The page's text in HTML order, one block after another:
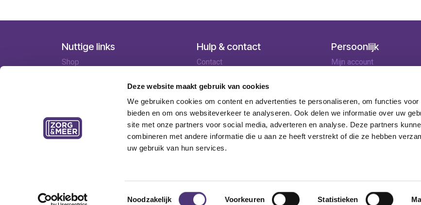
Deze website maakt gebruik van cookies
We gebruiken cookies om content en advertenties te personaliseren, om functies
bieden en om ons websiteverkeer te analyseren. Ook delen we informatie over uw
site met onze partners voor social media, adverteren en analyse. Deze partners
combineren met andere informatie die u aan ze heeft verstrekt of die ze hebben
uw gebruik van hun services.
Toestemmingsselectie
Noodzakelijk Voorkeuren Statistieken
Nuttige links
Shop
Contact
Hulp & contact
Contact
Betaalopties
Retourneren
Garantie
Persoonlijk
Mijn account
verzendkosten